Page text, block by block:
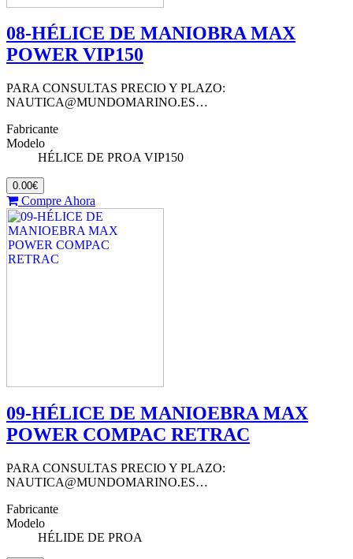
08-HÉLICE DE MANIOBRA MAX
POWER VIP150
PARA CONSULTAS PRECIO Y PLAZO:
NAUTICA@MUNDOMARINO.ES…
Fabricante
Modelo
HÉLICE DE PROA VIP150
0.00€
Compre Ahora
09-HÉLICE DE MANIOEBRA MAX
POWER COMPAC RETRAC
PARA CONSULTAS PRECIO Y PLAZO:
NAUTICA@MUNDOMARINO.ES…
Fabricante
Modelo
HÉLIDE DE PROA